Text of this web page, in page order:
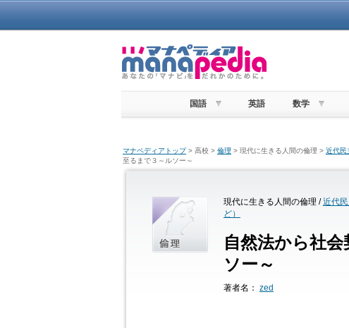
国語 英語 数学
マナペディアトップ> 高校 > 倫理 > 現代に生きる人間の倫理 > 近代民
至るまで３～ルソー～
現代に生きる人間の倫理 /近代
ど）
自然法から社
ソー～
著者名： zed